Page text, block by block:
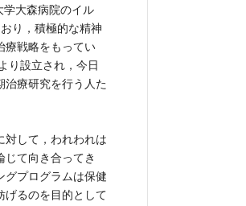
大森病院のイル
り，積極的な精神
療戦略をもってい
り設立され，今日
治療研究を行う人た
して，われわれは
て向き合ってき
グプログラムは保健
げるのを目的として